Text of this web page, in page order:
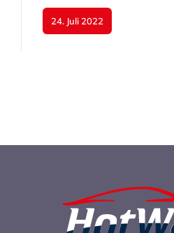
24. Juli 2022